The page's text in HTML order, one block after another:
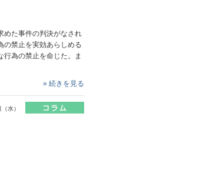
めた事件の判決がなされ
の禁止を実効あらしめる
為の禁止を命じた。ま
» 続きを見る
（水）